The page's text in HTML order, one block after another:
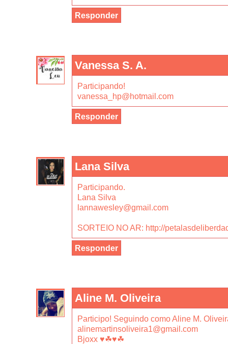
Responder
Vanessa S. A.
Participando!
vanessa_hp@hotmail.com
Responder
Lana Silva
Participando.
Lana Silva
lannawesley@gmail.com
SORTEIO NO AR: http://
Responder
Aline M. Oliveira
Participo! Seguindo como Aline M.
alinemartinsoliveira1@gmail.com
Bjoxx ♥☘♥☘